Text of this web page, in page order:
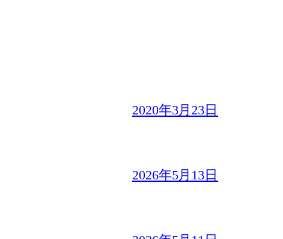
2020年3月23日
2026年5月13日